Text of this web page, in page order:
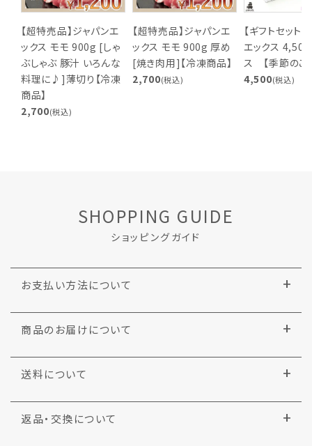
【超特売品】ジャパンエ
ックス モモ 900g [しゃ
ぶしゃぶ 豚汁 いろんな
料理に♪]薄切り【冷凍
商品】
2,700(税込)
【超特売品】ジャパンエ
ックス モモ 900g 厚め
[焼き肉用]【冷凍商品】
2,700(税込)
【ギフトセット
エックス
ス 【季節のご
4,500(税込)
SHOPPING GUIDE
ショッピングガイド
お支払い方法について
商品のお届けについて
送料について
返品・交換について